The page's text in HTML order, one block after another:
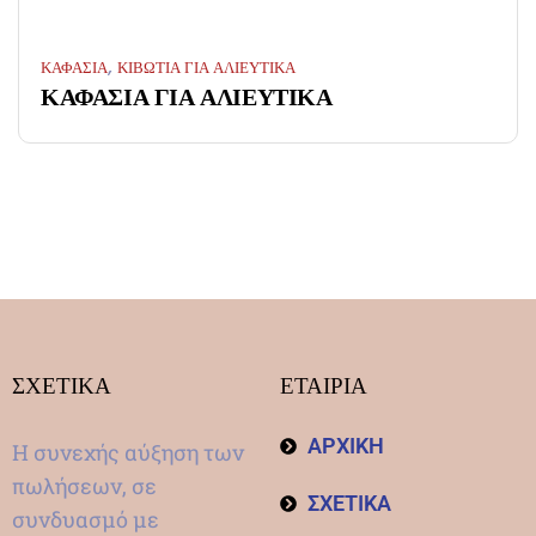
ΚΑΦΑΣΙΑ, ΚΙΒΩΤΙΑ ΓΙΑ ΑΛΙΕΥΤΙΚΑ
ΚΑΦΑΣΙΑ ΓΙΑ ΑΛΙΕΥΤΙΚΑ
ΣΧΕΤΙΚΑ
Η συνεχής αύξηση των
πωλήσεων, σε
συνδυασμό με
ΕΤΑΙΡΙΑ
ΑΡΧΙΚΗ
ΣΧΕΤΙΚΑ